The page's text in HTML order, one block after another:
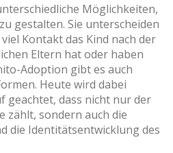
Möglichkeiten,
gestalten. Sie unterscheiden
Kontakt das Kind nach der
Eltern hat oder haben
Adoption gibt es auch
Heute wird dabei
geachtet, dass nicht nur der
zählt, sondern auch die
die Identitätsentwicklung des